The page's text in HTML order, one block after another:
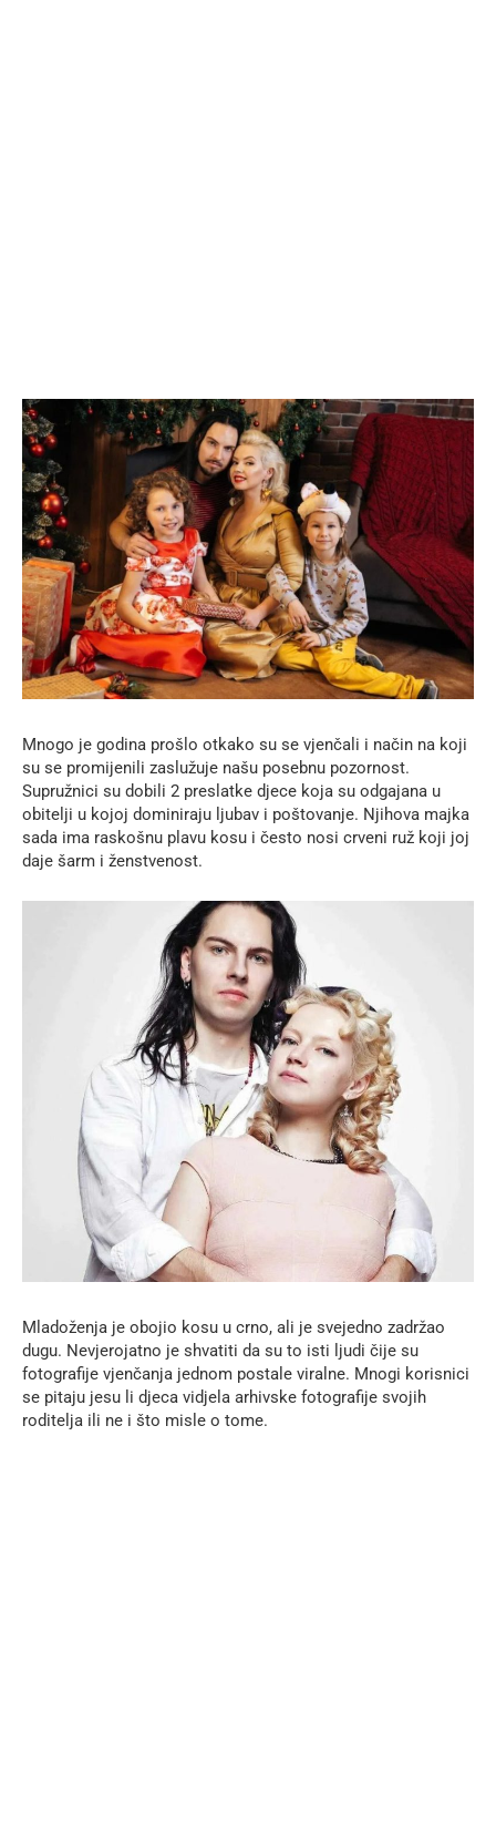
Mnogo je godina prošlo otkako su se vjenčali i način na koji
su se promijenili zaslužuje našu posebnu pozornost.
Supružnici su dobili 2 preslatke djece koja su odgajana u
obitelji u kojoj dominiraju ljubav i poštovanje. Njihova majka
sada ima raskošnu plavu kosu i često nosi crveni ruž koji joj
daje šarm i ženstvenost.
Mladoženja je obojio kosu u crno, ali je svejedno zadržao
dugu. Nevjerojatno je shvatiti da su to isti ljudi čije su
fotografije vjenčanja jednom postale viralne. Mnogi korisnici
se pitaju jesu li djeca vidjela arhivske fotografije svojih
roditelja ili ne i što misle o tome.